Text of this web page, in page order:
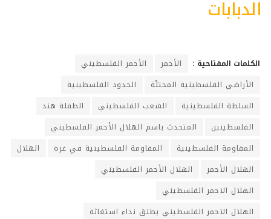
الدبابات
الكلمات المفتاحية : الأحمر
الأحمر الفلسطيني
الأراضي الفلسطينية المحتلّة
الحدود الفلسطينية
السلطة الفلسطينية
الشعب الفلسطيني
الطفلة هند
الفلسطينين
المتحدث باسم الهلال الأحمر الفلسطيني
المقاومة الفلسطينية
المقاومة الفلسطينية في غزة
الهلال
الهلال الأحمر
الهلال الأحمر الفلسطيني
الهلال الاحمر الفلسطيني
الهلال الاحمر الفلسطيني يطلق نداء استغاثة